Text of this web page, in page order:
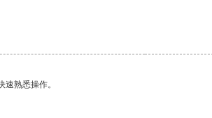
熟悉操作。